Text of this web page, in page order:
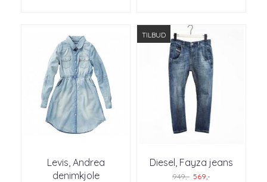
Levis, Andrea
denimkjole
TILBUD
Diesel, Fayza jeans
949,- 569,-